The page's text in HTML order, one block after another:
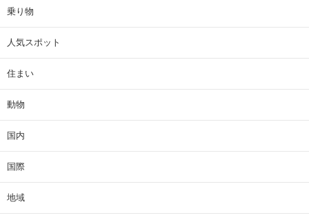
乗り物
人気スポット
住まい
動物
国内
国際
地域